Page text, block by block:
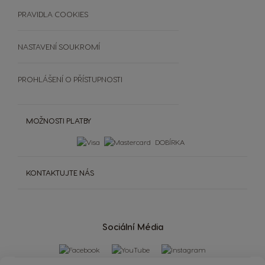
Extra Space
Sociální Média
MOŽNOSTI PLATBY
DOBÍRKA
KONTAKTUJTE NÁS
PRAVIDLA COOKIES
NASTAVENÍ SOUKROMÍ
PROHLÁŠENÍ O PŘÍSTUPNOSTI